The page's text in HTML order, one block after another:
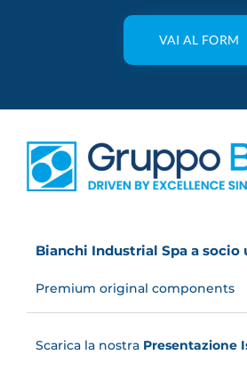
VAI AL FORM
Bianchi Industrial Spa a socio
Premium original components
Scarica la nostra Presentazione